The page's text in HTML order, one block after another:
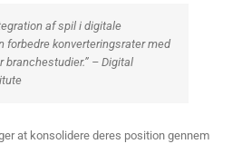
af spil i digitale
forbedre konverteringsrater med
branchestudier.” – Digital
at konsolidere deres position gennem